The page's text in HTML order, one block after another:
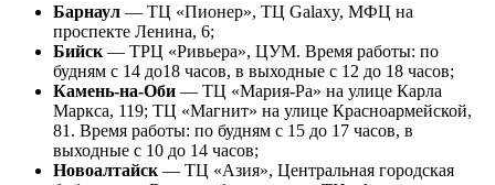
Барнаул — ТЦ «Пионер», ТЦ Gаlaxy, МФЦ на
проспекте Ленина, 6;
Бийск — ТРЦ «Ривьера», ЦУМ. Время работы: по
будням с 14 до18 часов, в выходные с 12 до 18 часов;
Камень-на-Оби — ТЦ «Мария-Ра» на улице Карла
Маркса, 119; ТЦ «Магнит» на улице Красноармейской,
81. Время работы: по будням с 15 до 17 часов, в
выходные с 10 до 14 часов;
Новоалтайск — ТЦ «Азия», Центральная городская